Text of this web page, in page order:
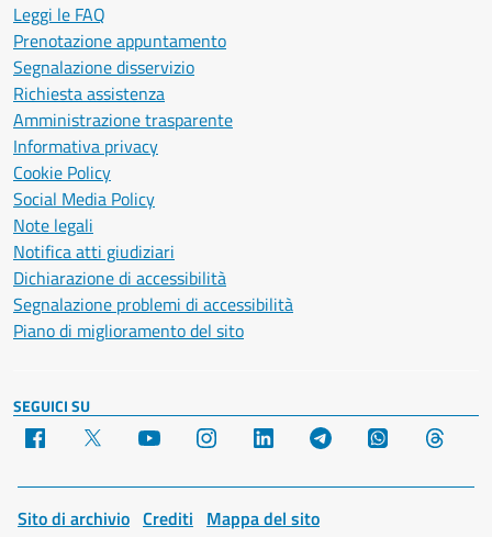
Leggi le FAQ
Prenotazione appuntamento
Segnalazione disservizio
Richiesta assistenza
Amministrazione trasparente
Informativa privacy
Cookie Policy
Social Media Policy
Note legali
Notifica atti giudiziari
Dichiarazione di accessibilità
Segnalazione problemi di accessibilità
Piano di miglioramento del sito
SEGUICI SU
Facebook YouTube Instagram LinkedIn Telegram WhatsApp
Sito di archivio Crediti Mappa del sito